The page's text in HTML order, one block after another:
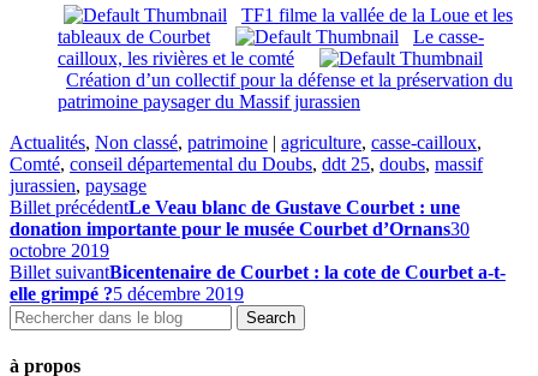
TF1 filme la vallée de la Loue et les
tableaux de Courbet
Le casse-
cailloux, les rivières et le comté
Création d’un collectif pour la défense et la préservation du
patrimoine paysager du Massif jurassien
Actualités, Non classé, patrimoine | agriculture, casse-cailloux,
Comté, conseil départemental du Doubs, ddt 25, doubs, massif
jurassien, paysage
Billet précédentLe Veau blanc de Gustave Courbet : une
donation importante pour le musée Courbet d’Ornans30
octobre 2019
Billet suivantBicentenaire de Courbet : la cote de Courbet a-t-
elle grimpé ?5 décembre 2019
à propos